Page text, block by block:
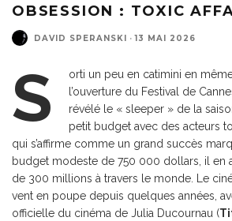
OBSESSION : TOXIC
DAVID SPERANSKI · 13 MAI 2026
S
orti un peu en catimini en
l’ouverture du Festival de
révélé le « sleeper » de la
petit budget avec des acteurs
qui s’affirme comme un grand succès
budget modeste de 750 000 dollars, il en
de 300 millions à travers le monde. Le
vent en poupe depuis quelques années,
officielle du cinéma de Julia Ducournau (